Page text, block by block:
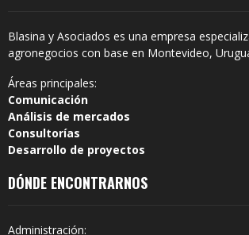
Blasina y Asociados es una empresa
agronegocios con base en Montevideo,
Áreas principales:
Comunicación
Análisis de mercados
Consultorías
Desarrollo de proyectos
DÓNDE ENCONTRARNOS
Administración: